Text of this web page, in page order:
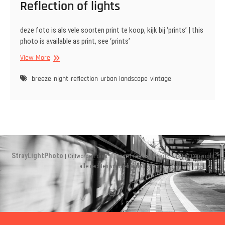
Reflection of lights
deze foto is als vele soorten print te koop, kijk bij ‘prints’ | this
photo is available as print, see ‘prints’
View MoreReflection
lights
breeze night reflection urban landscape vintage
StrayLightPhoto | Ontworpen door:Theme Freesia |WordPress| © Copyright
alle rechten voorbehouden
Instagram